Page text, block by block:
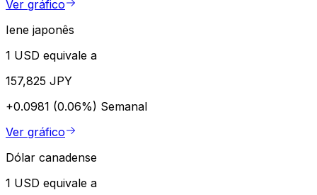
Ver gráfico
Iene japonês
1 USD equivale a
157,825 JPY
+0.0981 (0.06%) Semanal
Ver gráfico
Dólar canadense
1 USD equivale a